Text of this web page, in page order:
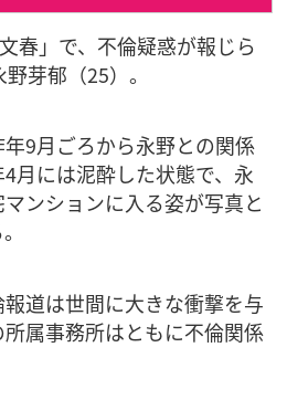
春」で、不倫疑惑が報じら
芽郁（25）。
9月ごろから永野との関係
月には泥酔した状態で、永
ンションに入る姿が写真と
道は世間に大きな衝撃を与
属事務所はともに不倫関係